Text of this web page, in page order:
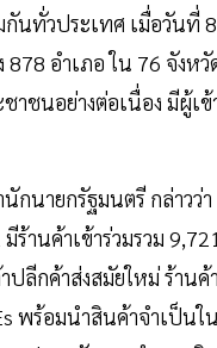
นทั่วประเทศ เมื่อวันที่
อำเภอ ใน 76 จังหวั
าชนอย่างต่อเนื่อง มีผู้เข้
กนายกรัฐมนตรี กล่าวว่า
ร้านค้าเข้าร่วมรวม
ปลีกค้าส่งสมัยใหม่ ร้านค้
พร้อมนำสินค้าจำเป็นใ